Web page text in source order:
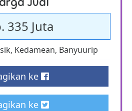
335 Juta
, Kedamean, Banyuurip
ke
ke